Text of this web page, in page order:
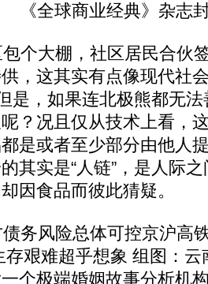
《全球商业经典》杂志
个大棚，社区居民合伙
，这其实有点像现代社
是，如果连北极熊都无
？况且仅从技术上看，
是或者至少部分由他人
其实是“人链”，是人际
因食品而彼此猜疑。
务风险总体可控京沪高
存艰难超乎想象 组图：
个极端婚姻故事分析机